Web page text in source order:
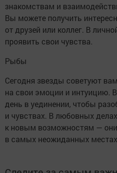
знакомствам и
Вы можете получить
от друзей или коллег. В
проявить свои чувства.
Рыбы
Сегодня звезды советуют
на свои эмоции и интуицию.
день в уединении, чтобы
и чувствах. В любовных
к новым возможностям — они
в самых неожиданных